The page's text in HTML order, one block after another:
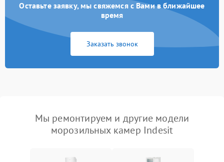
Оставьте заявку, мы свяжемся с Вами в ближайшее
время
Заказать звонок
Мы ремонтируем и другие модели
морозильных камер Indesit